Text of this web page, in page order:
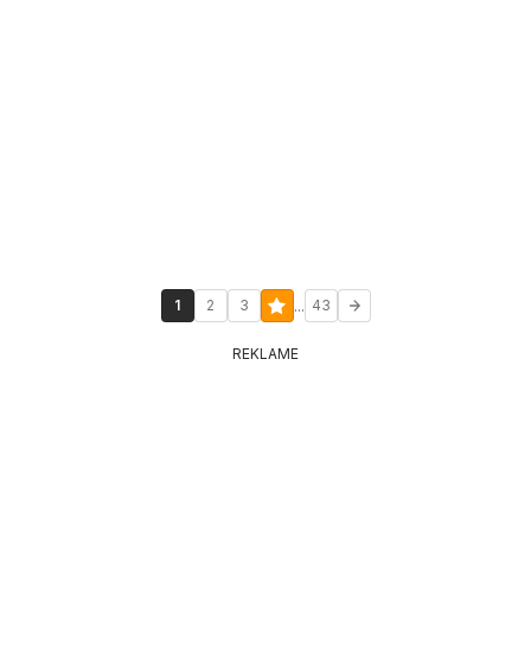
1 2 3 ... 43
REKLAME